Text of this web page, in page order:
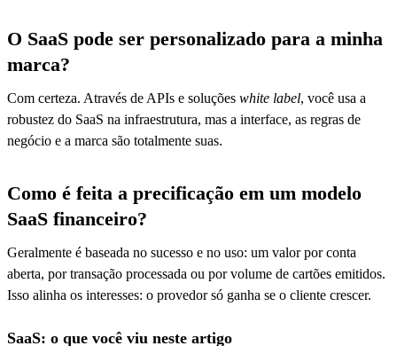
O SaaS pode ser personalizado para a minha
marca?
Com certeza. Através de APIs e soluções white label, você usa a
robustez do SaaS na infraestrutura, mas a interface, as regras de
negócio e a marca são totalmente suas.
Como é feita a precificação em um modelo
SaaS financeiro?
Geralmente é baseada no sucesso e no uso: um valor por conta
aberta, por transação processada ou por volume de cartões emitidos.
Isso alinha os interesses: o provedor só ganha se o cliente crescer.
SaaS: o que você viu neste artigo